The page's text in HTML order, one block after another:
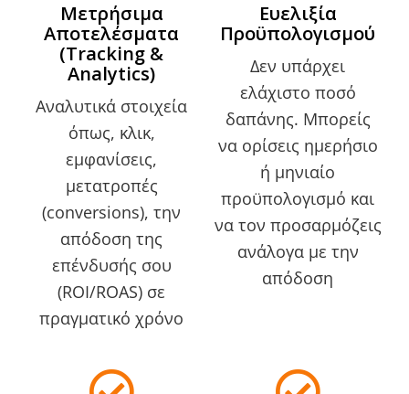
Μετρήσιμα
Αποτελέσματα
(Tracking &
Analytics)
Αναλυτικά στοιχεία
όπως, κλικ,
εμφανίσεις,
μετατροπές
(conversions), την
απόδοση της
επένδυσής σου
(ROI/ROAS) σε
πραγματικό χρόνο
Ευελιξία
Προϋπολογισμού
Δεν υπάρχει
ελάχιστο ποσό
δαπάνης. Μπορείς
να ορίσεις ημερήσιο
ή μηνιαίο
προϋπολογισμό και
να τον προσαρμόζεις
ανάλογα με την
απόδοση